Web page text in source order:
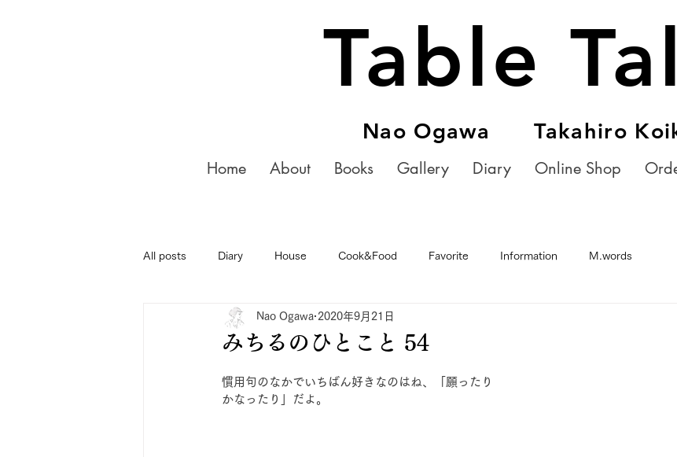
Table
Nao Ogawa Takahiro
Home About Books Gallery Diary Online Shop
All posts Diary House Cook&Food Favorite Information M.words
みちるのひとこと 54
Nao Ogawa 2020年9月21日
慣用句のなかでいちばん好きなのはね、「願ったり
かなったり」だよ。